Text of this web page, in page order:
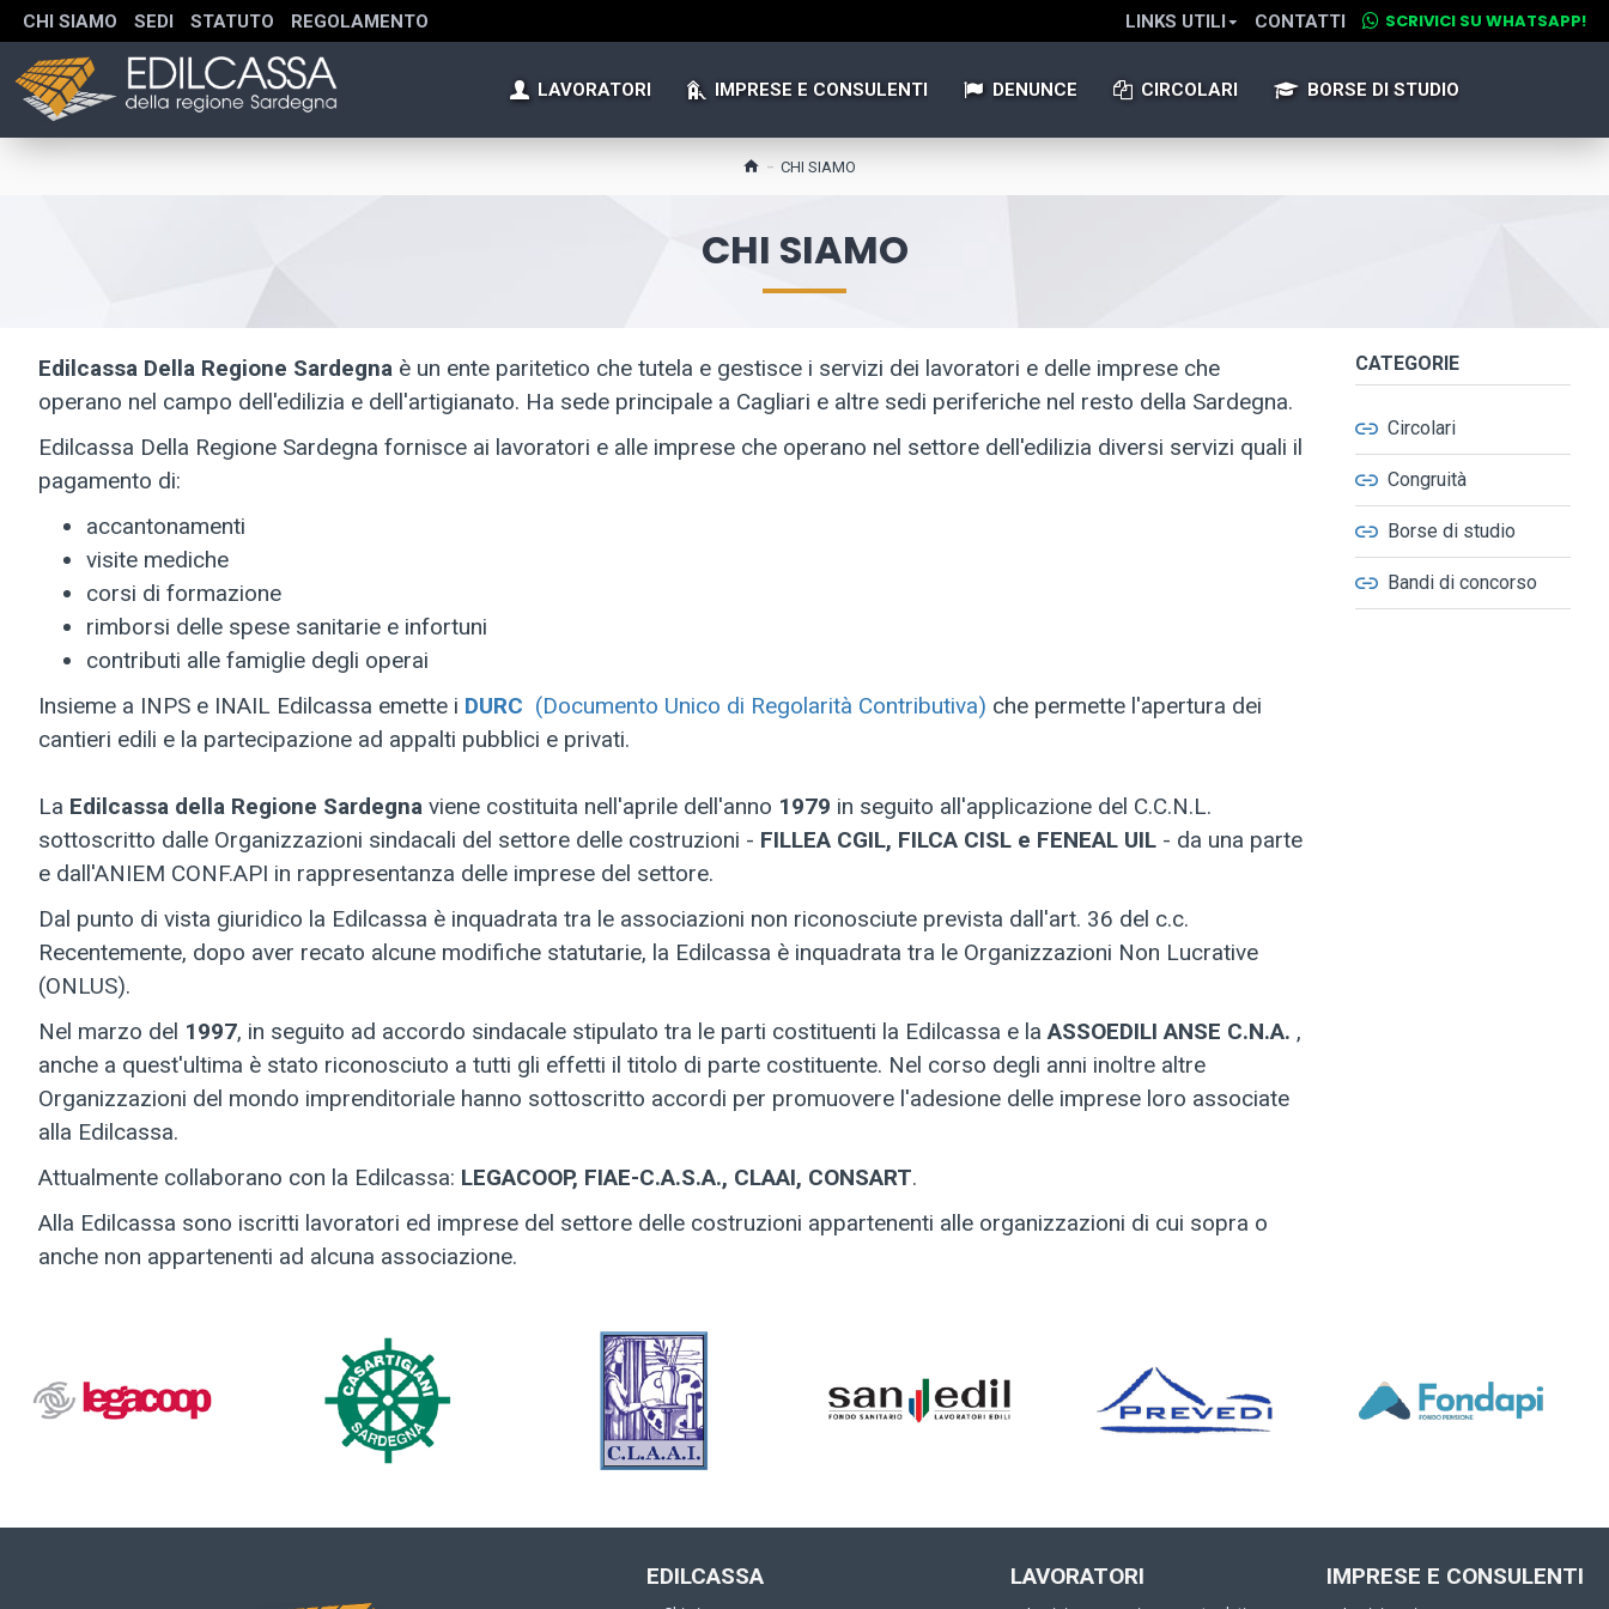
CHI SIAMO SEDI STATUTO REGOLAMENTO LINKS UTILI CONTATTI SCRIVICI SU WHATSAPP!
LAVORATORI IMPRESE E CONSULENTI DENUNCE CIRCOLARI BORSE DI STUDIO
CHI SIAMO
CHI SIAMO
Edilcassa Della Regione Sardegna è un ente paritetico che tutela e gestisce i servizi dei lavoratori e delle imprese che
operano nel campo dell'edilizia e dell'artigianato. Ha sede principale a Cagliari e altre sedi periferiche nel resto della Sardegna.
Edilcassa Della Regione Sardegna fornisce ai lavoratori e alle imprese che operano nel settore dell'edilizia diversi servizi quali il
pagamento di:
accantonamenti
visite mediche
corsi di formazione
rimborsi delle spese sanitarie e infortuni
contributi alle famiglie degli operai
Insieme a INPS e INAIL Edilcassa emette i DURC (Documento Unico di Regolarità Contributiva) che permette l'apertura dei
cantieri edili e la partecipazione ad appalti pubblici e privati.
La Edilcassa della Regione Sardegna viene costituita nell'aprile dell'anno 1979 in seguito all'applicazione del C.C.N.L.
sottoscritto dalle Organizzazioni sindacali del settore delle costruzioni - FILLEA CGIL, FILCA CISL e FENEAL UIL - da una parte
e dall'ANIEM CONF.API in rappresentanza delle imprese del settore.
Dal punto di vista giuridico la Edilcassa è inquadrata tra le associazioni non riconosciute prevista dall'art. 36 del c.c.
Recentemente, dopo aver recato alcune modifiche statutarie, la Edilcassa è inquadrata tra le Organizzazioni Non Lucrative
(ONLUS).
Nel marzo del 1997, in seguito ad accordo sindacale stipulato tra le parti costituenti la Edilcassa e laASSOEDILI ANSE C.N.A. ,
anche a quest'ultima è stato riconosciuto a tutti gli effetti il titolo di parte costituente. Nel corso degli anni inoltre altre
Organizzazioni del mondo imprenditoriale hanno sottoscritto accordi per promuovere l'adesione delle imprese loro associate
alla Edilcassa.
Attualmente collaborano con la Edilcassa: LEGACOOP, FIAE-C.A.S.A., CLAAI, CONSART.
Alla Edilcassa sono iscritti lavoratori ed imprese del settore delle costruzioni appartenenti alle organizzazioni di cui sopra o
anche non appartenenti ad alcuna associazione.
CATEGORIE
Circolari
Congruità
Borse di studio
Bandi di concorso
EDILCASSA LAVORATORI IMPRESE E CONSULENTI